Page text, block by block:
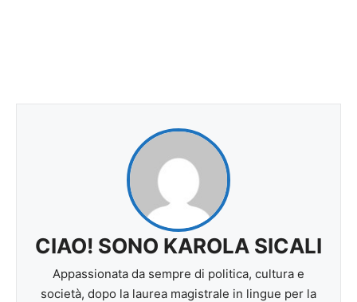
CIAO! SONO KAROLA SICALI
Appassionata da sempre di politica, cultura e
società, dopo la laurea magistrale in lingue per la